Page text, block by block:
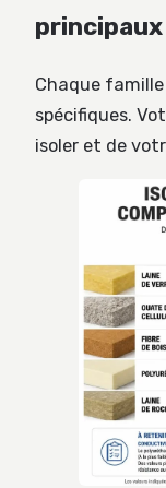
Chaque famille
spécifiques.
isoler et de